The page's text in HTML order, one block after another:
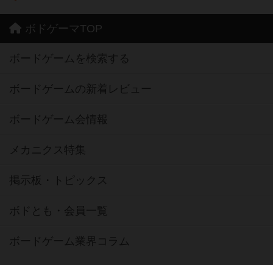
ボドゲーマTOP
ボードゲームを検索する
ボードゲームの新着レビュー
ボードゲーム会情報
メカニクス特集
掲示板・トピックス
ボドとも・会員一覧
ボードゲーム業界コラム